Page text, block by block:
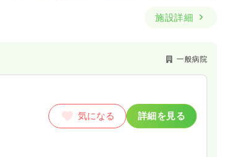
施設詳細
一般病院
気になる 詳細を見る